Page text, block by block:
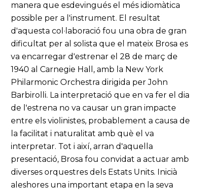
manera que esdevingués el més idiomàtica
possible per a l'instrument. El resultat
d'aquesta col·laboració fou una obra de gran
dificultat per al solista que el mateix Brosa es
va encarregar d'estrenar el 28 de març de
1940 al Carnegie Hall, amb la New York
Philarmonic Orchestra dirigida per John
Barbirolli. La interpretació que en va fer el dia
de l'estrena no va causar un gran impacte
entre els violinistes, probablement a causa de
la facilitat i naturalitat amb què el va
interpretar. Tot i així, arran d'aquella
presentació, Brosa fou convidat a actuar amb
diverses orquestres dels Estats Units. Inicià
aleshores una important etapa en la seva